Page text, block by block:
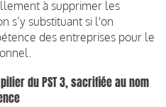
à supprimer les
s’y substituant si l'on
des entreprises pour le
du PST 3, sacrifiée au nom